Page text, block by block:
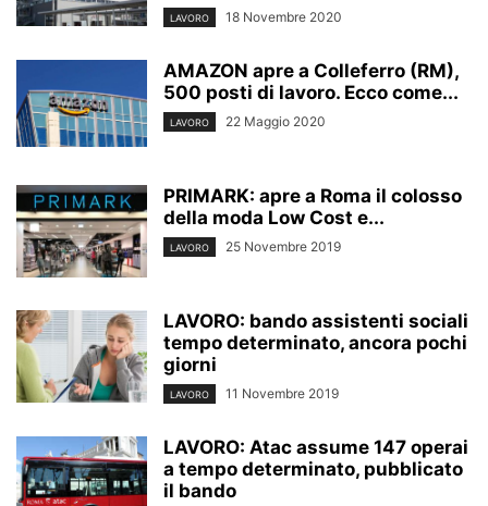
LAVORO 18 Novembre 2020
AMAZON apre a Colleferro (RM),
500 posti di lavoro. Ecco come...
LAVORO 22 Maggio 2020
PRIMARK: apre a Roma il colosso
della moda Low Cost e...
LAVORO 25 Novembre 2019
LAVORO: bando assistenti sociali
tempo determinato, ancora pochi
giorni
LAVORO 11 Novembre 2019
LAVORO: Atac assume 147 operai
a tempo determinato, pubblicato
il bando